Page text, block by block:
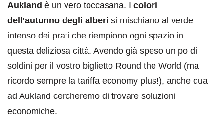
Aukland è un vero toccasana. I colori
dell’autunno degli alberi si mischiano al verde
intenso dei prati che riempiono ogni spazio in
questa deliziosa città. Avendo già speso un po di
soldini per il vostro biglietto Round the World (ma
ricordo sempre la tariffa economy plus!), anche qua
ad Aukland cercheremo di trovare soluzioni
economiche.